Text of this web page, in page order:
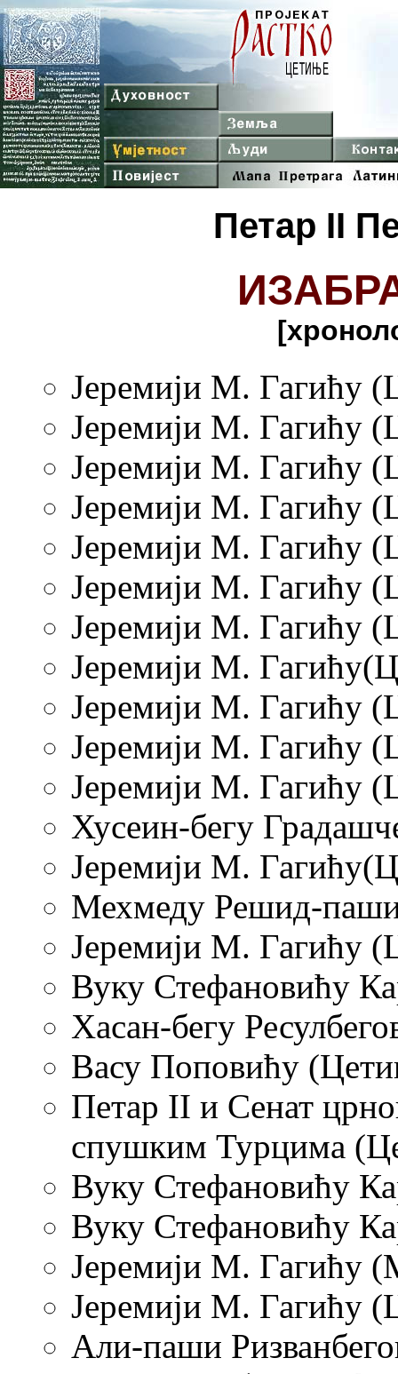
Петар II
Јеремији М. Гагићу
Јеремији М. Гагићу
Јеремији М. Гагићу
Јеремији М. Гагићу
Јеремији М. Гагићу
Јеремији М. Гагићу
Јеремији М. Гагићу
Јеремији М.
Јеремији М. Гагићу
Јеремији М. Гагићу
Јеремији М. Гагићу
Хусеин-бегу
Јеремији М.
Мехмеду Решид-
Јеремији М. Гагићу
Вуку Стефановићу
Хасан-бегу
Васу Поповићу
Петар II и Сенат
спушким Турцима
Вуку Стефановићу
Вуку Стефановићу
Јеремији М. Гагићу
Јеремији М. Гагићу
Али-паши